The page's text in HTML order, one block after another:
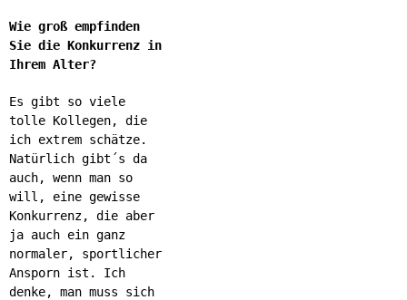
Wie groß empfinden
Sie die Konkurrenz in
Ihrem Alter?
Es gibt so viele
tolle Kollegen, die
ich extrem schätze.
Natürlich gibt´s da
auch, wenn man so
will, eine gewisse
Konkurrenz, die aber
ja auch ein ganz
normaler, sportlicher
Ansporn ist. Ich
denke, man muss sich